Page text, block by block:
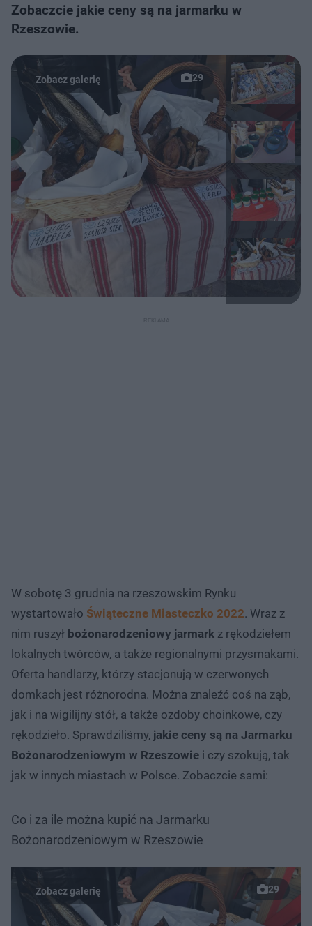
Zobaczcie jakie ceny są na jarmarku w
Rzeszowie.
29
W sobotę 3 grudnia na rzeszowskim Rynku
wystartowało Świąteczne Miasteczko 2022. Wraz z
nim ruszył bożonarodzeniowy jarmark z rękodziełem
lokalnych twórców, a także regionalnymi przysmakami.
Oferta handlarzy, którzy stacjonują w czerwonych
domkach jest różnorodna. Można znaleźć coś na ząb,
jak i na wigilijny stół, a także ozdoby choinkowe, czy
rękodzieło. Sprawdziliśmy, jakie ceny są na Jarmarku
Bożonarodzeniowym w Rzeszowie i czy szokują, tak
jak w innych miastach w Polsce. Zobaczcie sami:
Co i za ile można kupić na Jarmarku
Bożonarodzeniowym w Rzeszowie
29